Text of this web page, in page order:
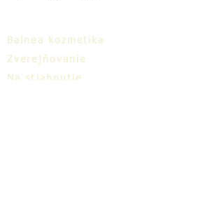
Balnea kozmetika
Zverejňovanie
Na stiahnutie